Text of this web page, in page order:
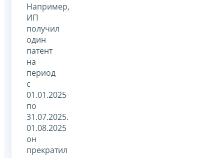
Например,
ИП
получил
один
патент
на
период
с
01.01.2025
по
31.07.2025.
01.08.2025
он
прекратил